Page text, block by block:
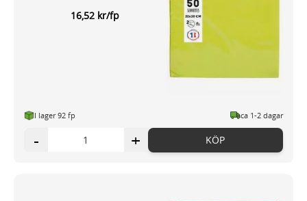
16,52 kr/fp
I lager 92 fp ca 1-2 dagar
- + KÖP